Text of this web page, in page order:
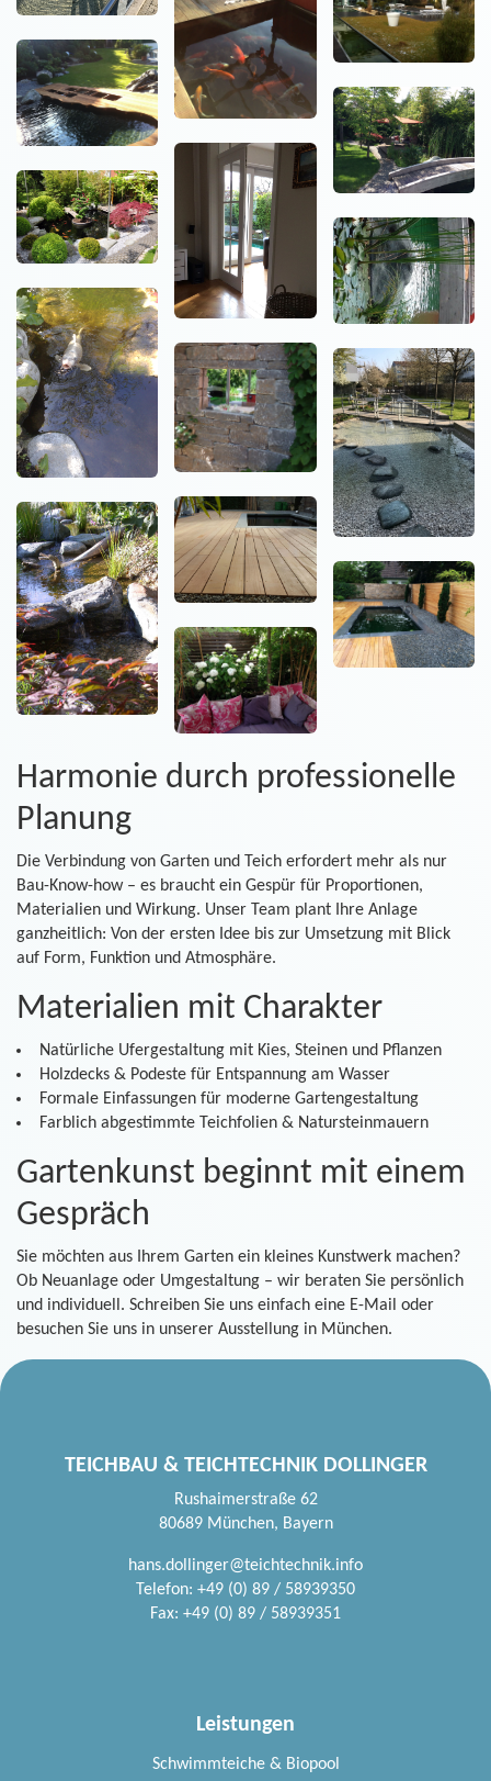
Harmonie durch professionelle
Planung
Die Verbindung von Garten und Teich erfordert mehr als nur
Bau-Know-how – es braucht ein Gespür für Proportionen,
Materialien und Wirkung. Unser Team plant Ihre Anlage
ganzheitlich: Von der ersten Idee bis zur Umsetzung mit Blick
auf Form, Funktion und Atmosphäre.
Materialien mit Charakter
Natürliche Ufergestaltung mit Kies, Steinen und Pflanzen
Holzdecks & Podeste für Entspannung am Wasser
Formale Einfassungen für moderne Gartengestaltung
Farblich abgestimmte Teichfolien & Natursteinmauern
Gartenkunst beginnt mit einem
Gespräch
Sie möchten aus Ihrem Garten ein kleines Kunstwerk machen?
Ob Neuanlage oder Umgestaltung – wir beraten Sie persönlich
und individuell. Schreiben Sie uns einfach eine E-Mail oder
besuchen Sie uns in unserer Ausstellung in München.
TEICHBAU & TEICHTECHNIK DOLLINGER
Rushaimerstraße 62
80689 München, Bayern
hans.dollinger@teichtechnik.info
Telefon: +49 (0) 89 / 58939350
Fax: +49 (0) 89 / 58939351
Leistungen
Schwimmteiche & Biopool